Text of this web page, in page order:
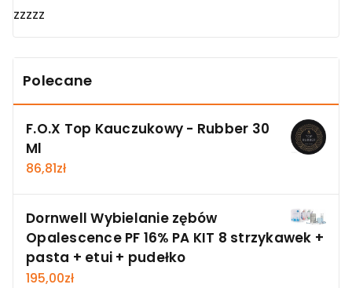
zzzzz
Polecane
F.O.X Top Kauczukowy - Rubber 30
Ml
86,81zł
Dornwell Wybielanie zębów
Opalescence PF 16% PA KIT 8 strzykawek +
pasta + etui + pudełko
195,00zł